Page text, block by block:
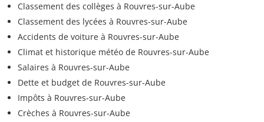
Classement des collèges à Rouvres-sur-Aube
Classement des lycées à Rouvres-sur-Aube
Accidents de voiture à Rouvres-sur-Aube
Climat et historique météo de Rouvres-sur-Aube
Salaires à Rouvres-sur-Aube
Dette et budget de Rouvres-sur-Aube
Impôts à Rouvres-sur-Aube
Crèches à Rouvres-sur-Aube